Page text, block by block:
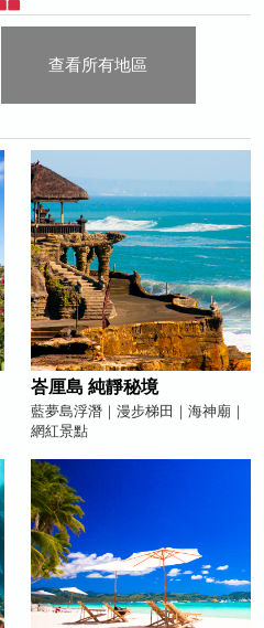
查看所有地區
峇厘島 純靜秘境
藍夢島浮潛｜漫步梯田｜海神廟｜
網紅景點